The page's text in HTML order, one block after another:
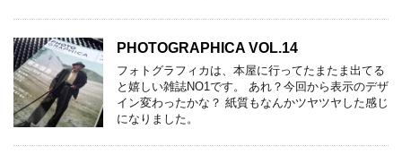
PHOTOGRAPHICA VOL.14
フォトグラフィカは、本屋に行ってたまたま出てる
と嬉しい雑誌NO1です。 あれ？今回から表示のデザ
イン変わったかな？ 紙質もなんかツヤツヤした感じ
になりました。